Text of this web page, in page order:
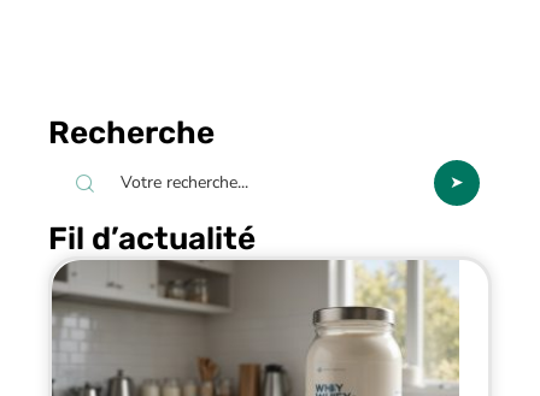
Recherche
Fil d’actualité